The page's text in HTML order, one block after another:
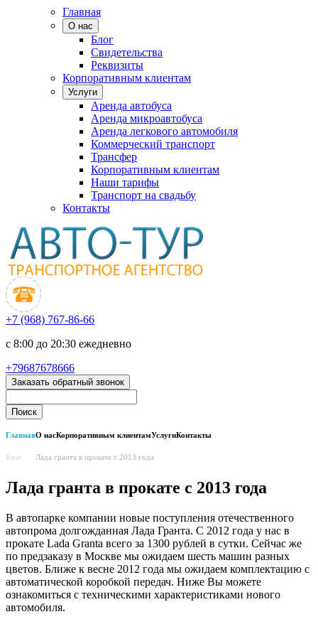
Главная
О нас
Блог
Свидетельства
Реквизиты
Корпоративным клиентам
Услуги
Аренда автобуса
Аренда микроавтобуса
Аренда легкового автомобиля
Коммерческий транспорт
Трансфер
Корпоративным клиентам
Наши тарифы
Транспорт на свадьбу
Контакты
+7 (968) 767-86-66
с 8:00 до 20:30 ежедневно
+79687678666
Заказать обратный звонок
ГлавнаяО насКорпоративным клиентамУслугиКонтакты
Блог Лада гранта в прокате с 2013 года
Лада гранта в прокате с 2013 года
В автопарке компании новые поступления отечественного
автопрома долгожданная Лада Гранта. С 2012 года у нас в
прокате Lada Granta всего за 1300 рублей в сутки. Сейчас же
по предзаказу в Москве мы ожидаем шесть машин разных
цветов. Ближе к весне 2012 года мы ожидаем комплектацию с
автоматической коробкой передач. Ниже Вы можете
ознакомиться с техническими характеристиками нового
автомобиля.